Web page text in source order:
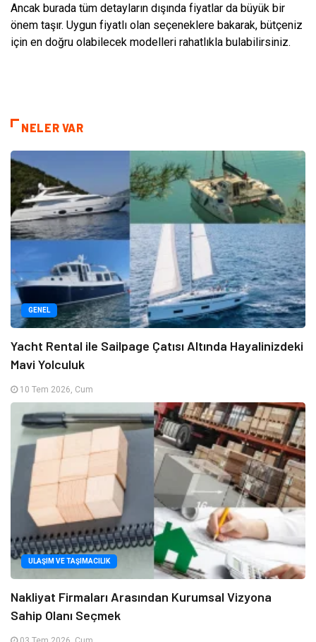
Ancak burada tüm detayların dışında fiyatlar da büyük bir
önem taşır. Uygun fiyatlı olan seçeneklere bakarak, bütçeniz
için en doğru olabilecek modelleri rahatlıkla bulabilirsiniz.
NELER VAR
GENEL
Yacht Rental ile Sailpage Çatısı Altında Hayalinizdeki
Mavi Yolculuk
10 Tem 2026, Cum
ULAŞIM VE TAŞIMACILIK
Nakliyat Firmaları Arasından Kurumsal Vizyona
Sahip Olanı Seçmek